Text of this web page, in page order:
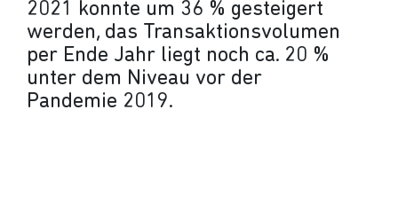
2021 konnte um 36 % gesteigert
werden, das Transaktionsvolumen
per Ende Jahr liegt noch ca. 20 %
unter dem Niveau vor der
Pandemie 2019.